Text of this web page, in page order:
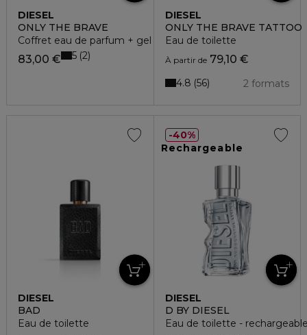
DIESEL
ONLY THE BRAVE
Coffret eau de parfum + gel douche
83,00 € 5 2
DIESEL
ONLY THE BRAVE TATTOO
Eau de toilette
À partir de79,10 €
2 formats
4.8 56
DIESEL
BAD
Eau de toilette
Rechargeable
DIESEL
D BY DIESEL
Eau de toilette -
40%